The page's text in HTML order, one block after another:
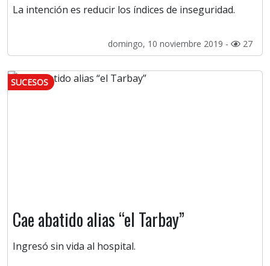
La intención es reducir los índices de inseguridad.
domingo, 10 noviembre 2019 - 27
SUCESOS
Cae abatido alias “el Tarbay”
Ingresó sin vida al hospital.